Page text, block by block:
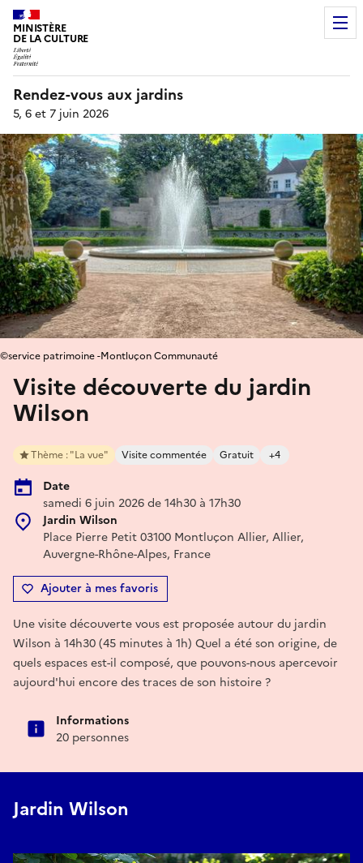
MINISTÈRE
DE LA CULTURE
Rendez-vous aux jardins
5, 6 et 7 juin 2026
Visite découverte du jardin
Wilson
Thème : "La vue" Visite commentée Gratuit +4
Date
samedi 6 juin 2026 de 14h30 à 17h30
Jardin Wilson
Place Pierre Petit 03100 Montluçon Allier, Allier,
Auvergne-Rhône-Alpes, France
Ajouter à mes favoris
©service patrimoine -Montluçon Communauté
Une visite découverte vous est proposée autour du jardin
Wilson à 14h30 (45 minutes à 1h) Quel a été son origine, de
quels espaces est-il composé, que pouvons-nous apercevoir
aujourd'hui encore des traces de son histoire ?
Informations
20 personnes
Jardin Wilson